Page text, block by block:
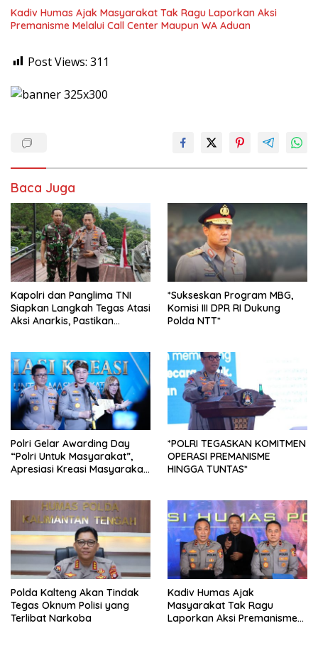
Kadiv Humas Ajak Masyarakat Tak Ragu Laporkan Aksi
Premanisme Melalui Call Center Maupun WA Aduan
Post Views: 311
Baca Juga
Kapolri dan Panglima TNI
Siapkan Langkah Tegas Atasi
Aksi Anarkis, Pastikan
*Sukseskan Program MBG,
Komisi III DPR RI Dukung
Polda NTT*
Polri Gelar Awarding Day
“Polri Untuk Masyarakat”,
Apresiasi Kreasi Masyarakat
*POLRI TEGASKAN KOMITMEN
OPERASI PREMANISME
HINGGA TUNTAS*
Polda Kalteng Akan Tindak
Tegas Oknum Polisi yang
Terlibat Narkoba
Kadiv Humas Ajak
Masyarakat Tak Ragu
Laporkan Aksi Premanisme